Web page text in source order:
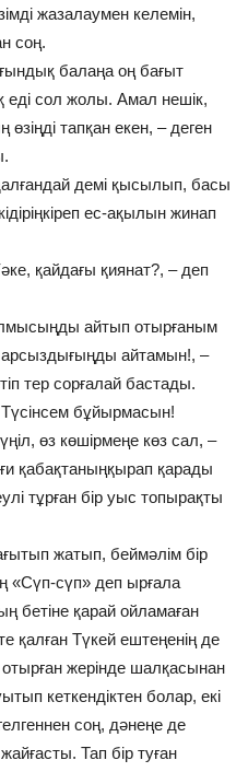
жазалаумен келемін,
соң.
балаңа оң бағыт
еді сол жолы. Амал нешік,
тапқан екен, – деген
демі қысылып, басы
ес-ақылын жинап
қайдағы қиянат?, – деп
айтып отырғаным
айтамын!, –
тер сорғалай бастады.
бұйырмасын!
өз көшірмеңе көз сал, –
қабақтаныңқырап қарады
тұрған бір уыс топырақты
жатып, беймәлім бір
«Сүп-сүп» деп ырғала
бетіне қарай ойламаған
қалған Түкей ештеңенің де
жерінде шалқасынан
кеткендіктен болар, екі
соң, дәнеңе де
Тап бір туған